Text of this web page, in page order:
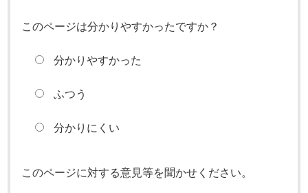
このページは分かりやすかったですか？
分かりやすかった
ふつう
分かりにくい
このページに対する意見等を聞かせください。